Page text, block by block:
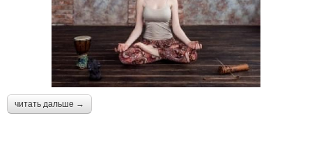
читать дальше →